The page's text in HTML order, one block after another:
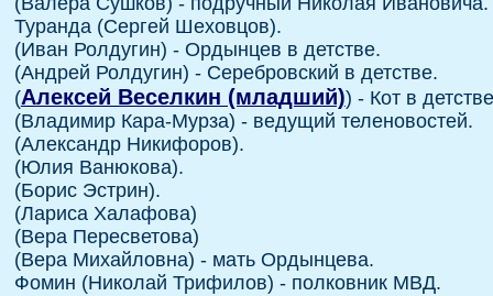
Туранда (Сергей Шеховцов).
(Иван Ролдугин) - Ордынцев в детстве.
(Андрей Ролдугин) - Серебровский в детстве.
(Алексей Веселкин (младший)) - Кот в
(Владимир Кара-Мурза) - ведущий теленовостей.
(Александр Никифоров).
(Юлия Ванюкова).
(Борис Эстрин).
(Лариса Халафова)
(Вера Пересветова)
(Вера Михайловна) - мать Ордынцева.
Фомин (Николай Трифилов) - полковник МВД.